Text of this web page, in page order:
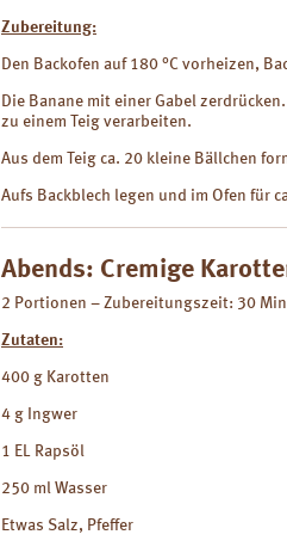
Zubereitung:
Den Backofen auf 180 °C vorheizen,
Die Banane mit einer Gabel
zu einem Teig verarbeiten.
Aus dem Teig ca. 20 kleine Bällchen
Aufs Backblech legen und im Ofen für
Abends: Cremige
2 Portionen – Zubereitungszeit: 30
Zutaten:
400 g Karotten
4 g Ingwer
1 EL Rapsöl
250 ml Wasser
Etwas Salz, Pfeffer